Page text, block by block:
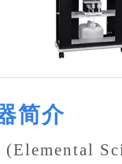
简介
(Elemental